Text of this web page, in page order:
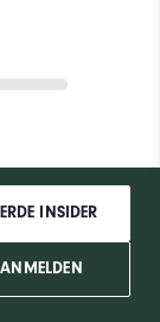
INSIDER
ANMELDEN